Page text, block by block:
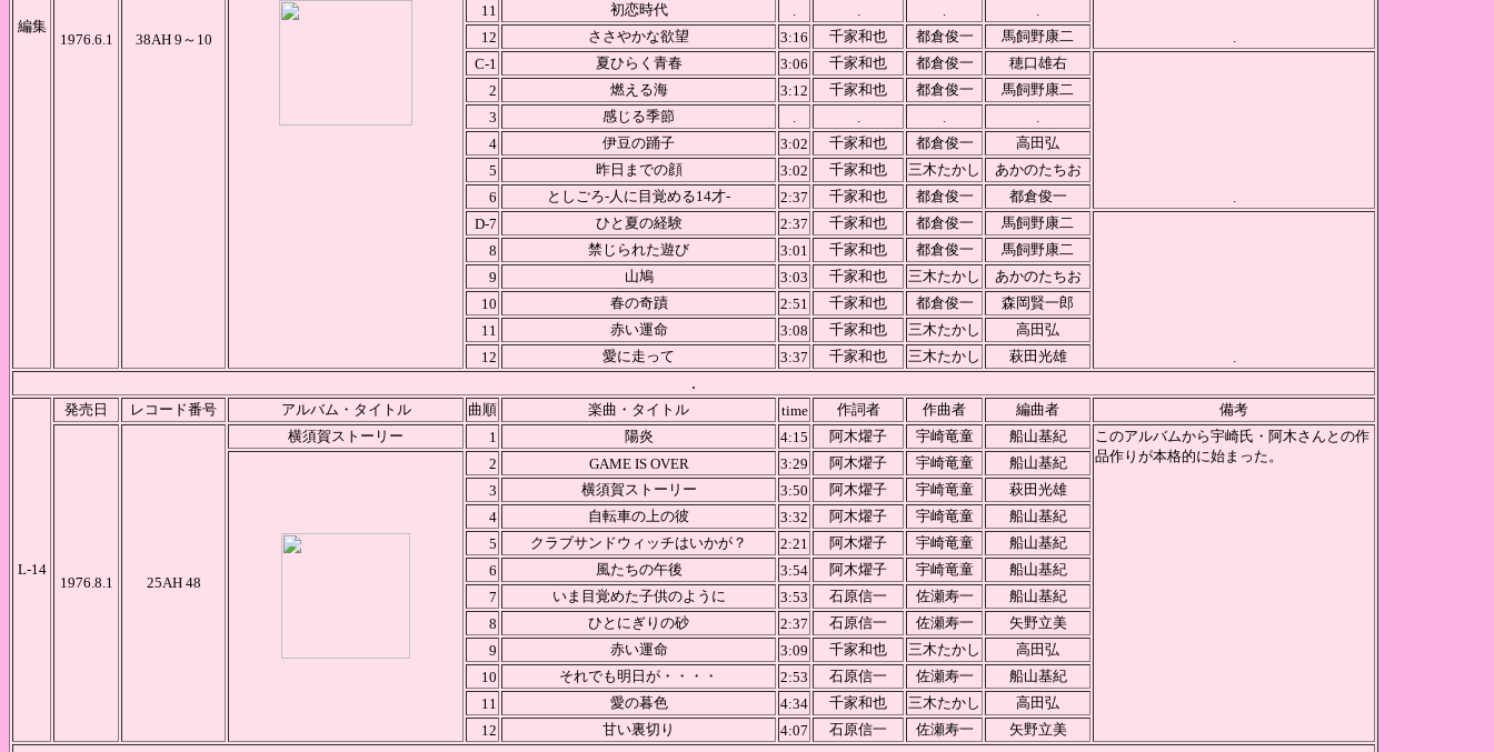
編集
1976.6.1 38AH 9～10 .
11
初恋時代 . . .
.
12
ささやかな欲望 3:16 千家和也 都倉俊一
馬飼野康二
C-1
夏ひらく青春 3:06 千家和也 都倉俊一 穂口雄右
.
2 燃える海 3:12 千家和也 都倉俊一
馬飼野康二
3
感じる季節 . . .
.
4
伊豆の踊子 3:02 千家和也 都倉俊一
高田弘
5
昨日までの顔 3:02 千家和也 三木たかし
あかのたちお
6
としごろ-人に目覚める14才- 2:37 千家和也 都倉俊一
都倉俊一
D-7
ひと夏の経験 2:37 千家和也 都倉俊一 馬飼野康二
.
8 禁じられた遊び 3:01 千家和也 都倉俊一
馬飼野康二
9
山鳩 3:03 千家和也 三木たかし
あかのたちお
10
春の奇蹟 2:51 千家和也 都倉俊一
森岡賢一郎
11
赤い運命 3:08 千家和也 三木たかし
高田弘
12
愛に走って 3:37 千家和也 三木たかし 萩田光雄
.
L-14
発売日 レコード番号 アルバム・タイトル 曲順 楽曲・タイトル time 作詞者 作曲者 編曲者 備考
1976.8.1 25AH 48
横須賀ストーリー 1 陽炎 4:15 阿木燿子 宇崎竜童 船山基紀
このアルバムから宇崎氏・阿木さんとの作
品作りが本格的に始まった。
2 GAME IS OVER 3:29 阿木燿子 宇崎竜童
船山基紀
3
横須賀ストーリー 3:50 阿木燿子 宇崎竜童
萩田光雄
4
自転車の上の彼 3:32 阿木燿子 宇崎竜童
船山基紀
5
クラブサンドウィッチはいかが？ 2:21 阿木燿子 宇崎竜童
船山基紀
6
風たちの午後 3:54 阿木燿子 宇崎竜童
船山基紀
7
いま目覚めた子供のように 3:53 石原信一 佐瀬寿一
船山基紀
8
ひとにぎりの砂 2:37 石原信一 佐瀬寿一
矢野立美
9
赤い運命 3:09 千家和也 三木たかし
高田弘
10
それでも明日が・・・・ 2:53 石原信一 佐瀬寿一
船山基紀
11
愛の暮色 4:34 千家和也 三木たかし
高田弘
12
甘い裏切り 4:07 石原信一 佐瀬寿一 矢野立美